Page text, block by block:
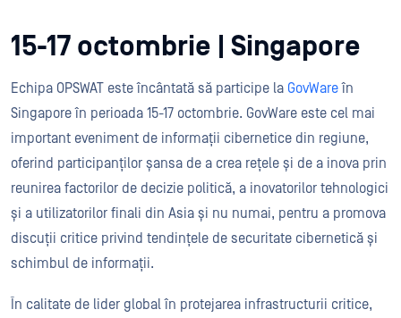
15-17 octombrie | Singapore
Echipa OPSWAT este încântată să participe la GovWareîn
Singapore în perioada 15-17 octombrie. GovWare este cel mai
important eveniment de informații cibernetice din regiune,
oferind participanților șansa de a crea rețele și de a inova prin
reunirea factorilor de decizie politică, a inovatorilor tehnologici
și a utilizatorilor finali din Asia și nu numai, pentru a promova
discuții critice privind tendințele de securitate cibernetică și
schimbul de informații.
În calitate de lider global în protejarea infrastructurii critice,